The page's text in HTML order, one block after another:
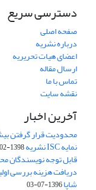
دسترسی سریع
صفحه اصلی
درباره نشریه
اعضای هیات تحریریه
ارسال مقاله
تماس با ما
نقشه سایت
آخرین اخبار
محدودیت قرار گرفتن
نمایه ISC نشریه 1398-02-02
قابل توجه نویسندگان
دریافت هزینه بررسی
شاپا1396-07-03